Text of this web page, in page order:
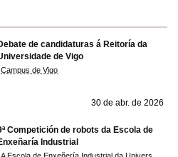
de candidaturas á Reitoría da
de Vigo
Campus de Vigo
30 de abr. de 2026
Competición de robots da Escola de
Industrial